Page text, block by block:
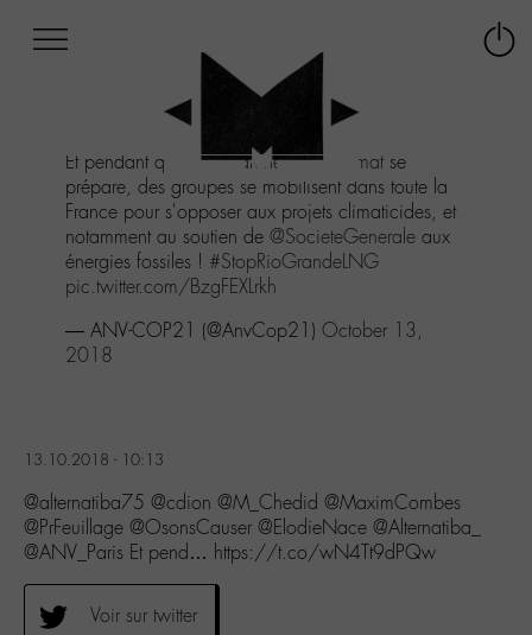
menu
Aller
contenu
Aller
recherche
Et pendant que la#MarchePourLeClimat se
prépare, des groupes se mobilisent dans toute la
France pour s'opposer aux projets climaticides, et
notamment au soutien de @SocieteGenerale aux
énergies fossiles ! #StopRioGrandeLNG
pic.twitter.com/BzgFEXLrkh
— ANV-COP21 (@AnvCop21) October 13,
2018
13.10.2018 - 10:13
@alternatiba75 @cdion @M_Chedid @MaximCombes
@PrFeuillage @OsonsCauser @ElodieNace @Alternatiba_
@ANV_Paris Et pend… https://t.co/wN4Tt9dPQw
Voir sur twitter